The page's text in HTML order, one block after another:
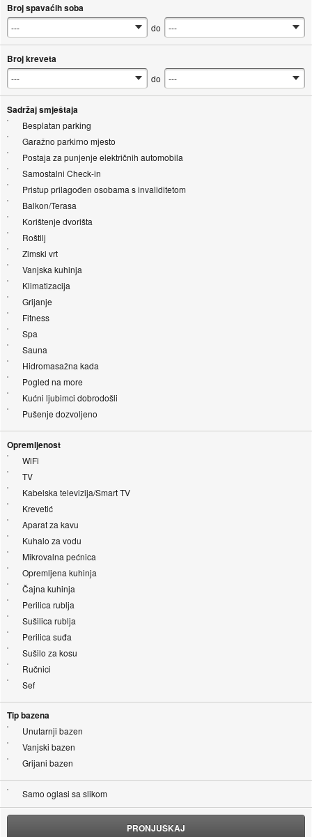
Broj spavaćih soba
do
Broj kreveta
do
Sadržaj smještaja
Besplatan parking
Garažno parkirno mjesto
Postaja za punjenje električnih automobila
Samostalni Check-in
Pristup prilagođen osobama s invaliditetom
Balkon/Terasa
Korištenje dvorišta
Roštilj
Zimski vrt
Vanjska kuhinja
Klimatizacija
Grijanje
Fitness
Spa
Sauna
Hidromasažna kada
Pogled na more
Kućni ljubimci dobrodošli
Pušenje dozvoljeno
Opremljenost
WiFi
TV
Kabelska televizija/Smart TV
Krevetić
Aparat za kavu
Kuhalo za vodu
Mikrovalna pećnica
Opremljena kuhinja
Čajna kuhinja
Perilica rublja
Sušilica rublja
Perilica suđa
Sušilo za kosu
Ručnici
Sef
Tip bazena
Unutarnji bazen
Vanjski bazen
Grijani bazen
Samo oglasi sa slikom
PRONJUŠKAJ